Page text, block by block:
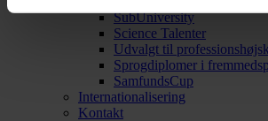
SubUniversity
Science Talenter
Udvalgt til
Sprogdiplomer i
SamfundsCup
Internationalisering
Kontakt